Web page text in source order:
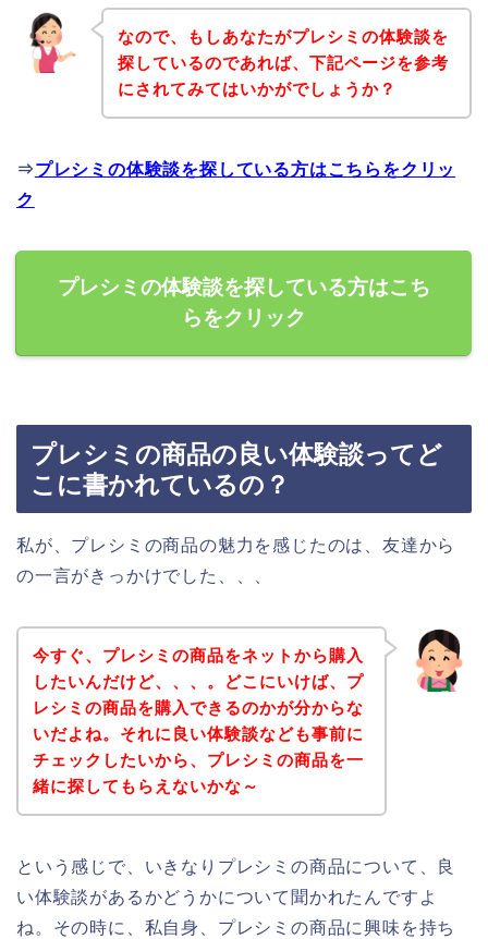
なので、もしあなたがプレシミの体験談を
探しているのであれば、下記ページを参考
にされてみてはいかがでしょうか？
⇒プレシミの体験談を探している方はこちらをクリッ
ク
プレシミの体験談を探している方はこち
らをクリック
プレシミの商品の良い体験談ってど
こに書かれているの？
私が、プレシミの商品の魅力を感じたのは、友達から
の一言がきっかけでした、、、
今すぐ、プレシミの商品をネットから購入
したいんだけど、、、。どこにいけば、プ
レシミの商品を購入できるのかが分からな
いだよね。それに良い体験談なども事前に
チェックしたいから、プレシミの商品を一
緒に探してもらえないかな～
という感じで、いきなりプレシミの商品について、良
い体験談があるかどうかについて聞かれたんですよ
ね。その時に、私自身、プレシミの商品に興味を持ち